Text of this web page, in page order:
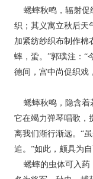
蟋蟀秋鸣，辐射促
织；其义寓立秋后天
加紧纺纱织布制作棉
蟀，蛩。”郭璞注：“
德间，宫中尚促织戏
蟋蟀秋鸣，隐含着
它在竭力弹琴唱歌，
离我们渐行渐远。“
追。”如此，颇具为
蟋蟀的虫体可入药